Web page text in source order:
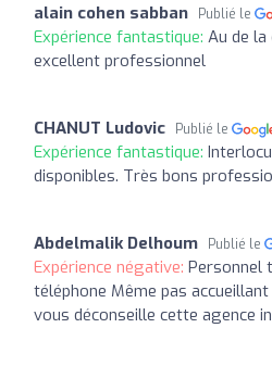
alain cohen sabban Publié le
Expérience fantastique: Au de la
excellent professionnel
CHANUT Ludovic Publié le
Expérience fantastique:
disponibles. Très bons
Abdelmalik Delhoum Publié le
Expérience négative: Personnel
téléphone Même pas
vous déconseille cette agence